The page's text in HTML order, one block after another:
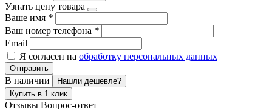
Узнать цену товара
Ваше имя *
Ваш номер телефона *
Email
Я согласен на обработку персональных данных
Отправить
В наличии
Нашли дешевле?
Купить в 1 клик
Отзывы Вопрос-ответ